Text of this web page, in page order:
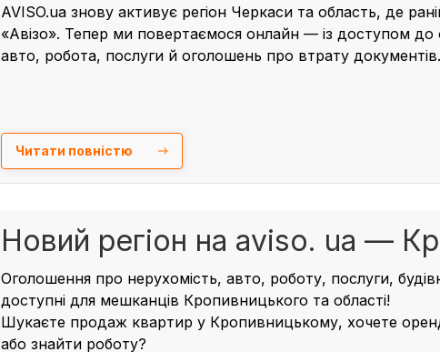
AVISO.ua знову активує регіон Черкаси та область, де
«Авізо». Тепер ми повертаємося онлайн — із доступом до
авто, робота, послуги й оголошень про втрату документів.
Читати повністю
Новий регіон на aviso. ua —
Оголошення про нерухомість, авто, роботу, послуги,
доступні для мешканців Кропивницького та області!
Шукаєте продаж квартир у Кропивницькому, хочете
або знайти роботу?